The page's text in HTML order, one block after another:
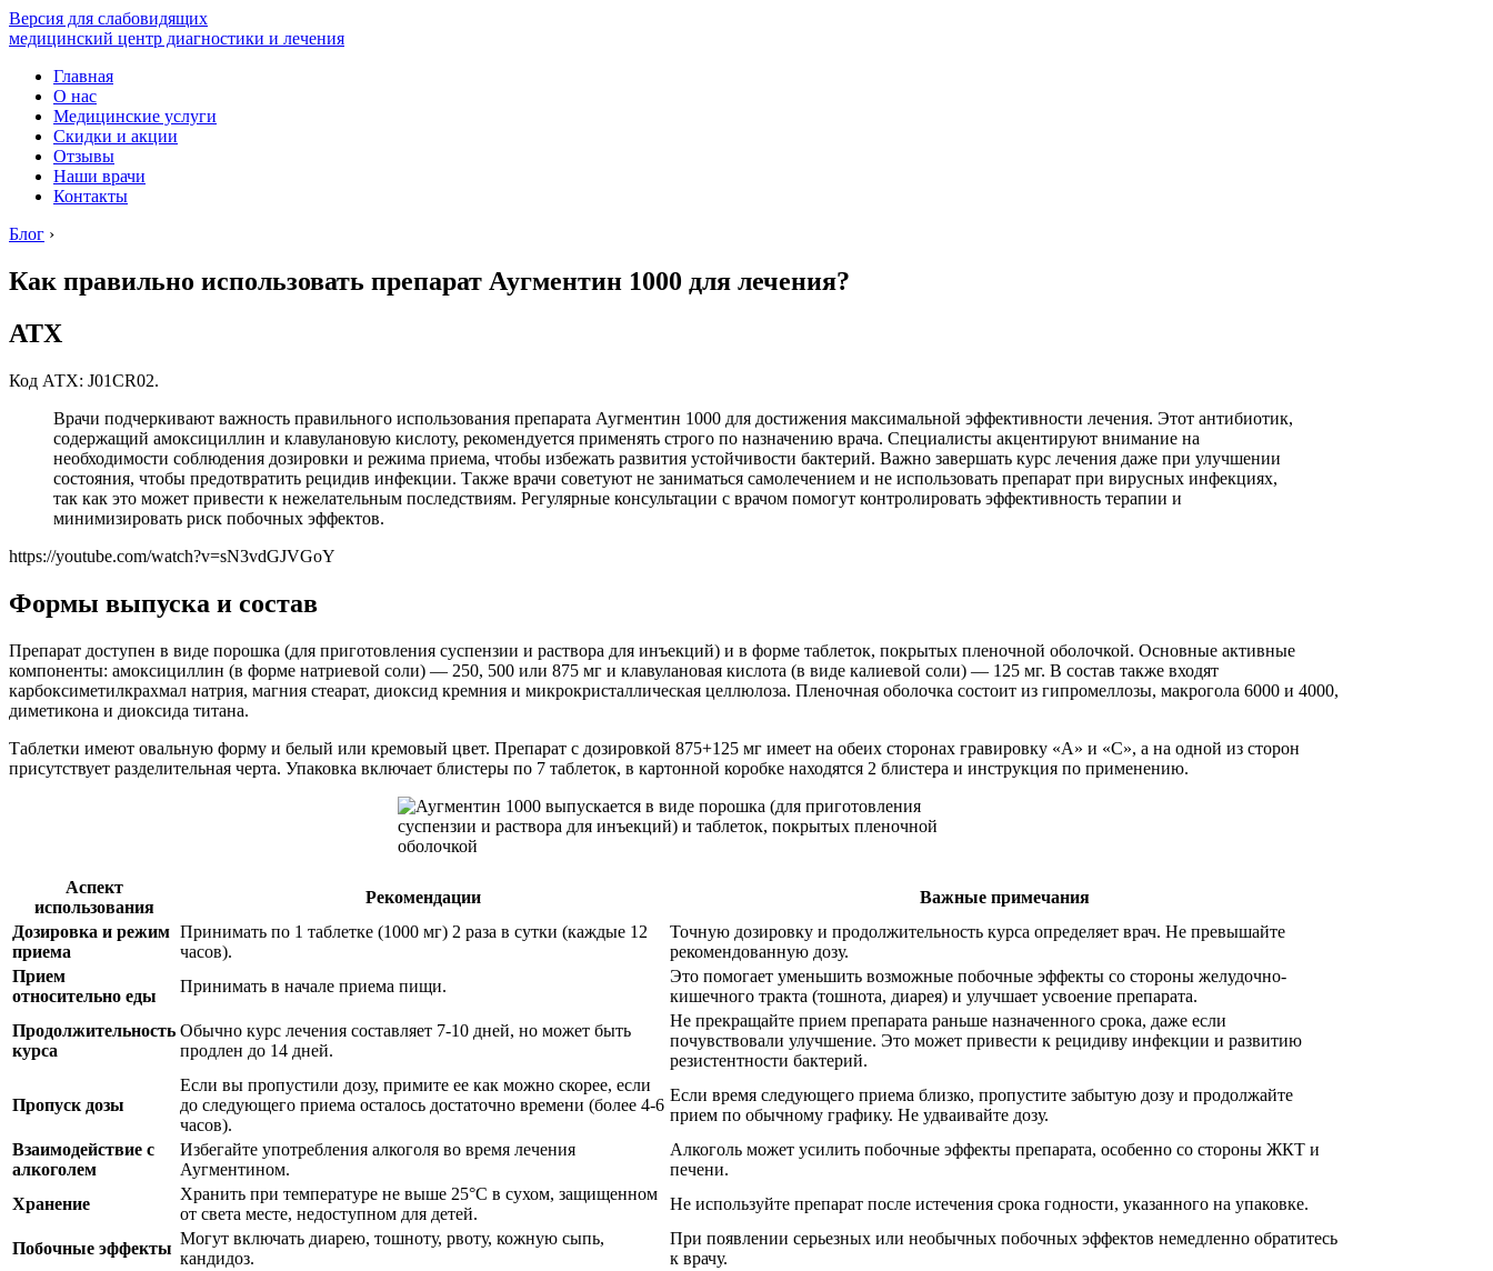
Версия для слабовидящих
медицинский центр диагностики и лечения
Главная
О нас
Медицинские услуги
Скидки и акции
Отзывы
Наши врачи
Контакты
Блог ›
Как правильно использовать препарат Аугментин 1000 для лечения?
АТХ
Код АТХ: J01CR02.
Врачи подчеркивают важность правильного использования препарата Аугментин 1000 для достижения максимальной эффективности лечения. Этот антибиотик,
содержащий амоксициллин и клавулановую кислоту, рекомендуется применять строго по назначению врача. Специалисты акцентируют внимание на
необходимости соблюдения дозировки и режима приема, чтобы избежать развития устойчивости бактерий. Важно завершать курс лечения даже при улучшении
состояния, чтобы предотвратить рецидив инфекции. Также врачи советуют не заниматься самолечением и не использовать препарат при вирусных инфекциях,
так как это может привести к нежелательным последствиям. Регулярные консультации с врачом помогут контролировать эффективность терапии и
минимизировать риск побочных эффектов.
https://youtube.com/watch?v=sN3vdGJVGoY
Формы выпуска и состав
Препарат доступен в виде порошка (для приготовления суспензии и раствора для инъекций) и в форме таблеток, покрытых пленочной оболочкой. Основные активные
компоненты: амоксициллин (в форме натриевой соли) — 250, 500 или 875 мг и клавулановая кислота (в виде калиевой соли) — 125 мг. В состав также входят
карбоксиметилкрахмал натрия, магния стеарат, диоксид кремния и микрокристаллическая целлюлоза. Пленочная оболочка состоит из гипромеллозы, макрогола 6000 и 4000,
диметикона и диоксида титана.
Таблетки имеют овальную форму и белый или кремовый цвет. Препарат с дозировкой 875+125 мг имеет на обеих сторонах гравировку «А» и «С», а на одной из сторон
присутствует разделительная черта. Упаковка включает блистеры по 7 таблеток, в картонной коробке находятся 2 блистера и инструкция по применению.
Аспект
использования
Рекомендации
Важные примечания
Дозировка и режим
приема
Принимать по 1 таблетке (1000 мг) 2 раза в сутки (каждые 12
часов).
Точную дозировку и продолжительность курса определяет врач. Не превышайте
рекомендованную дозу.
Прием
относительно еды
Принимать в начале приема пищи.
Это помогает уменьшить возможные побочные эффекты со стороны желудочно-
кишечного тракта (тошнота, диарея) и улучшает усвоение препарата.
Продолжительность
курса
Обычно курс лечения составляет 7-10 дней, но может быть
продлен до 14 дней.
Не прекращайте прием препарата раньше назначенного срока, даже если
почувствовали улучшение. Это может привести к рецидиву инфекции и развитию
резистентности бактерий.
Пропуск дозы
Если вы пропустили дозу, примите ее как можно скорее, если
до следующего приема осталось достаточно времени (более 4-6
часов).
Если время следующего приема близко, пропустите забытую дозу и продолжайте
прием по обычному графику. Не удваивайте дозу.
Взаимодействие с
алкоголем
Избегайте употребления алкоголя во время лечения
Аугментином.
Алкоголь может усилить побочные эффекты препарата, особенно со стороны ЖКТ и
печени.
Хранение
Хранить при температуре не выше 25°C в сухом, защищенном
от света месте, недоступном для детей.
Не используйте препарат после истечения срока годности, указанного на упаковке.
Побочные эффекты
Могут включать диарею, тошноту, рвоту, кожную сыпь,
кандидоз.
При появлении серьезных или необычных побочных эффектов немедленно обратитесь
к врачу.